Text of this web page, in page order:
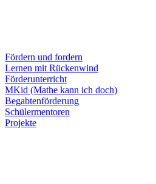
Fördern und fordern
Lernen mit Rückenwind
Förderunterricht
MKid (Mathe kann ich doch)
Begabtenförderung
Schülermentoren
Projekte